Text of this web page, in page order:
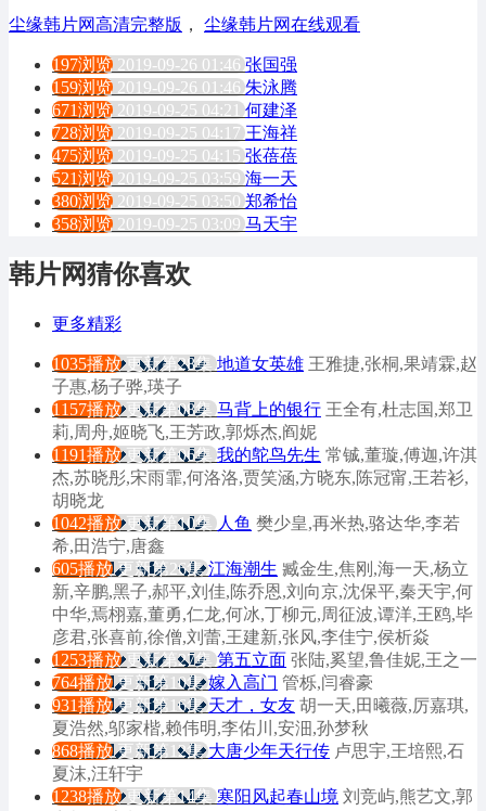
尘缘韩片网高清完整版 ， 尘缘韩片网在线观看
197浏览 2019-09-26 01:46 张国强
159浏览 2019-09-26 01:46 朱泳腾
671浏览 2019-09-25 04:21 何建泽
728浏览 2019-09-25 04:17 王海祥
475浏览 2019-09-25 04:15 张蓓蓓
521浏览 2019-09-25 03:59 海一天
380浏览 2019-09-25 03:50 郑希怡
358浏览 2019-09-25 03:09 马天宇
韩片网猜你喜欢
更多精彩
1035播放 更新第28集 地道女英雄 王雅捷,张桐,果靖霖,赵
子惠,杨子骅,瑛子
1157播放 更新第08集 马背上的银行 王全有,杜志国,郑卫
莉,周舟,姬晓飞,王芳政,郭烁杰,阎妮
1191播放 更新第06集 我的鸵鸟先生 常铖,董璇,傅迦,许淇
杰,苏晓彤,宋雨霏,何洛洛,贾笑涵,方晓东,陈冠甯,王若衫,
胡晓龙
1042播放 更新第10集 人鱼 樊少皇,再米热,骆达华,李若
希,田浩宁,唐鑫
605播放 更新第26集 江海潮生 臧金生,焦刚,海一天,杨立
新,辛鹏,黑子,郝平,刘佳,陈乔恩,刘向京,沈保平,秦天宇,何
中华,焉栩嘉,董勇,仁龙,何冰,丁柳元,周征波,谭洋,王鸥,毕
彦君,张喜前,徐僧,刘蕾,王建新,张风,李佳宁,侯析焱
1253播放 更新第27集 第五立面 张陆,奚望,鲁佳妮,王之一
764播放 更新第10集 嫁入高门 管栎,闫睿豪
931播放 更新第16集 天才，女友 胡一天,田曦薇,厉嘉琪,
夏浩然,邬家楷,赖伟明,李佑川,安沺,孙梦秋
868播放 更新第12集 大唐少年天行传 卢思宇,王培熙,石
夏沫,汪轩宇
1238播放 更新第14集 寒阳风起春山境 刘竞屿,熊艺文,郭